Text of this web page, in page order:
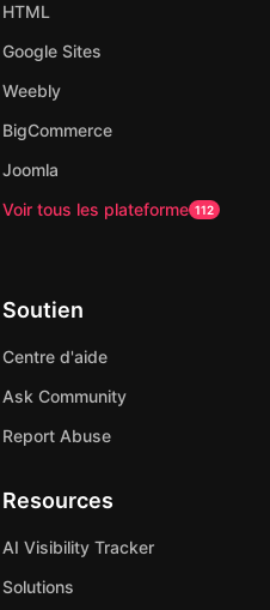
HTML
Google Sites
Weebly
BigCommerce
Joomla
Voir tous les plateforme 112
Soutien
Centre d'aide
Ask Community
Report Abuse
Resources
AI Visibility Tracker
Solutions